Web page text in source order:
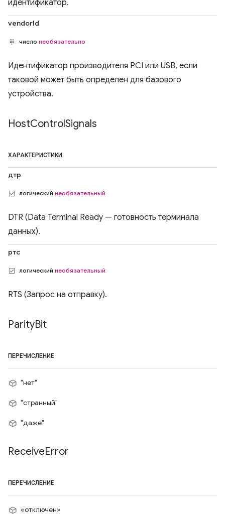
идентификатор.
vendorId
число необязательно
Идентификатор производителя PCI или USB, если
таковой может быть определен для базового
устройства.
HostControlSignals
ХАРАКТЕРИСТИКИ
дтр
логический необязательный
DTR (Data Terminal Ready — готовность терминала
данных).
ртс
логический необязательный
RTS (Запрос на отправку).
ParityBit
ПЕРЕЧИСЛЕНИЕ
"нет"
"странный"
"даже"
ReceiveError
ПЕРЕЧИСЛЕНИЕ
«отключен»